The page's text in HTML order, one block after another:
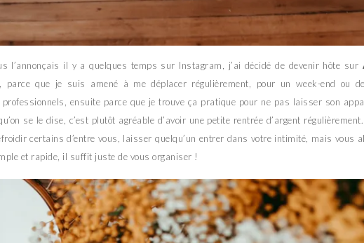
l’annonçais il y a quelques temps sur Instagram, j’ai décidé de devenir hôte sur
parce que je suis amené à me déplacer régulièrement, pour un week-end ou
professionnels, ensuite parce que je trouve ça pratique pour ne pas laisser son
se le dise, c’est plutôt agréable d’avoir une petite rentrée d’argent
certains d’entre vous, laisser quelqu’un entrer dans votre intimité, mais vous
et rapide, il suffit juste de vous organiser !